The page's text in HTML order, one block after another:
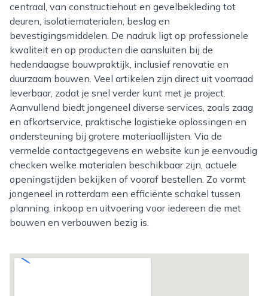
centraal, van constructiehout en gevelbekleding tot
deuren, isolatiematerialen, beslag en
bevestigingsmiddelen. De nadruk ligt op professionele
kwaliteit en op producten die aansluiten bij de
hedendaagse bouwpraktijk, inclusief renovatie en
duurzaam bouwen. Veel artikelen zijn direct uit voorraad
leverbaar, zodat je snel verder kunt met je project.
Aanvullend biedt jongeneel diverse services, zoals zaag
en afkortservice, praktische logistieke oplossingen en
ondersteuning bij grotere materiaallijsten. Via de
vermelde contactgegevens en website kun je eenvoudig
checken welke materialen beschikbaar zijn, actuele
openingstijden bekijken of vooraf bestellen. Zo vormt
jongeneel in rotterdam een efficiënte schakel tussen
planning, inkoop en uitvoering voor iedereen die met
bouwen en verbouwen bezig is.